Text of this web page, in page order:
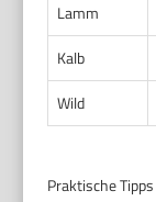
Lamm
Kalb
Wild
Praktische Tipps